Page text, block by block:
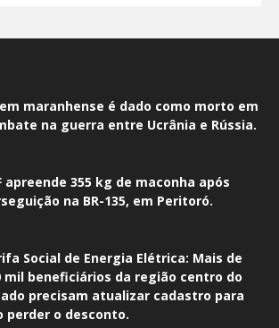
maranhense é dado como morto em
na guerra entre Ucrânia e Rússia.
apreende 355 kg de maconha após
na BR-135, em Peritoró.
Social de Energia Elétrica: Mais de
mil beneficiários da região centro do
precisam atualizar cadastro para
perder o desconto.